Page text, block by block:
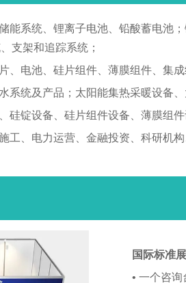
能系统、锂离子电池、铅酸蓄电池
支架和追踪系统；
、电池、硅片组件、薄膜组件、集
系统及产品；太阳能集热采暖设备、
硅锭设备、硅片组件设备、薄膜组
工、电力运营、金融投资、科研机构
国际标准
• 一个咨